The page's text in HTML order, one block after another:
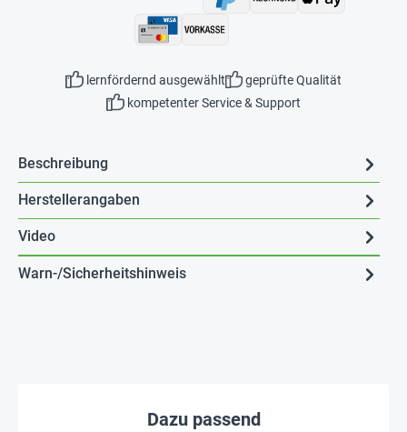
lernfördernd ausgewählt
geprüfte Qualität
kompetenter Service & Support
Beschreibung
Herstellerangaben
Video
Warn-/Sicherheitshinweis
Dazu passend